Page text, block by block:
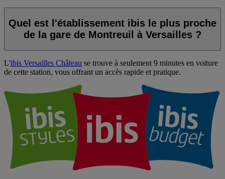
Quel est l'établissement ibis le plus proche
de la gare de Montreuil à Versailles ?
L'ibis Versailles Château se trouve à seulement 9 minutes en voiture
de cette station, vous offrant un accès rapide et pratique.